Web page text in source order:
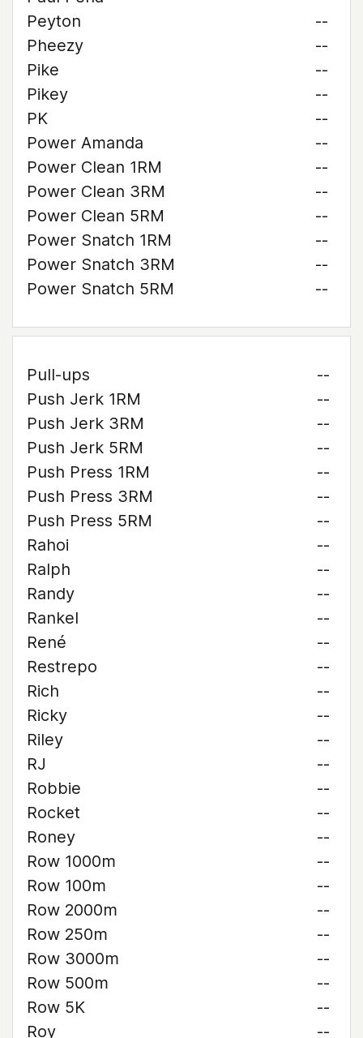
Peyton
--
Pheezy
--
Pike
--
Pikey
--
PK
--
Power Amanda
--
Power Clean 1RM
--
Power Clean 3RM
--
Power Clean 5RM
--
Power Snatch 1RM
--
Power Snatch 3RM
--
Power Snatch 5RM
--
Pull-ups
--
Push Jerk 1RM
--
Push Jerk 3RM
--
Push Jerk 5RM
--
Push Press 1RM
--
Push Press 3RM
--
Push Press 5RM
--
Rahoi
--
Ralph
--
Randy
--
Rankel
--
René
--
Restrepo
--
Rich
--
Ricky
--
Riley
--
RJ
--
Robbie
--
Rocket
--
Roney
--
Row 1000m
--
Row 100m
--
Row 2000m
--
Row 250m
--
Row 3000m
--
Row 500m
--
Row 5K
--
Roy
--